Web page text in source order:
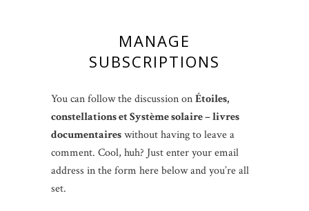
MANAGE
SUBSCRIPTIONS
You can follow the discussion onÉtoiles,
constellations et Système solaire – livres
documentaireswithout having to leave a
comment. Cool, huh? Just enter your email
address in the form here below and you’re all
set.